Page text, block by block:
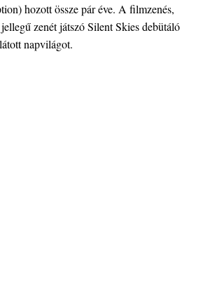
hozott össze pár éve. A filmzenés,
zenét játszó Silent Skies debütáló
napvilágot.